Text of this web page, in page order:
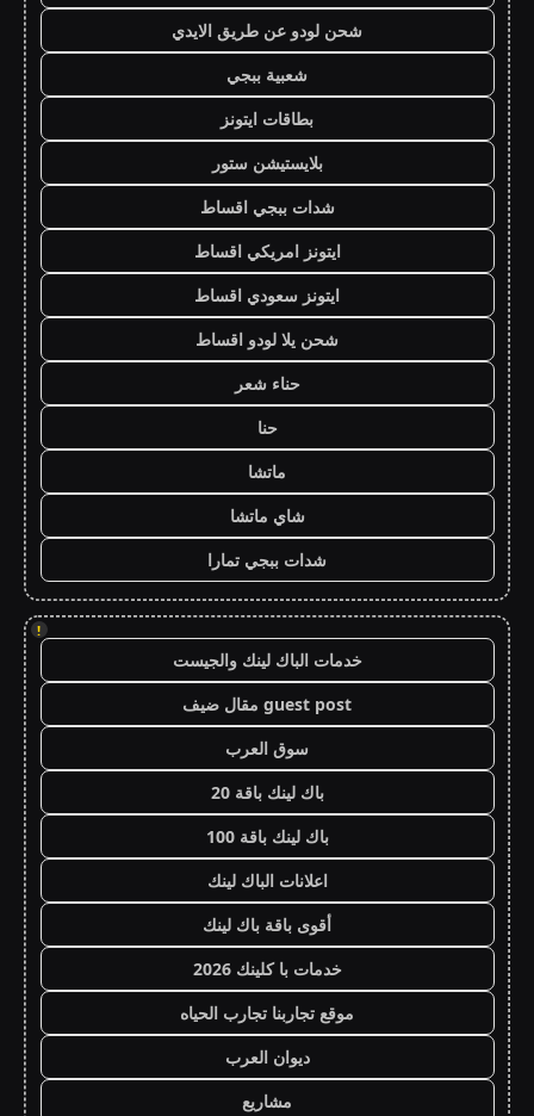
شحن لودو عن طريق الايدي
شعبية ببجي
بطاقات ايتونز
بلايستيشن ستور
شدات ببجي اقساط
ايتونز امريكي اقساط
ايتونز سعودي اقساط
شحن يلا لودو اقساط
حناء شعر
حنا
ماتشا
شاي ماتشا
شدات ببجي تمارا
!
خدمات الباك لينك والجيست
guest post مقال ضيف
سوق العرب
باك لينك باقة 20
باك لينك باقة 100
اعلانات الباك لينك
أقوى باقة باك لينك
خدمات با كلينك 2026
موقع تجاربنا تجارب الحياه
ديوان العرب
مشاريع